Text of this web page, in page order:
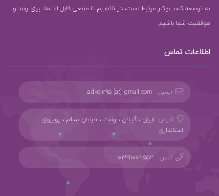
به توسعه کسب‌وکار مرتبط است، در تلاشیم تا منبعی قابل اعتماد برای رشد و
موفقیت شما باشیم.
اطلاعات تماس
ایمیل: adko.ir95 [at] gmail.com
آدرس: ایران ، گیلان ، رشت ، خیابان معلم ، روبروی
استانداری
تلفن: 01391002552